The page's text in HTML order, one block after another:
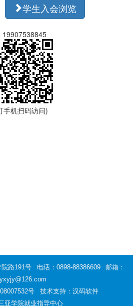
学生入会浏览
19907538845
手机扫码访问)
路191号 电话：0898-88386609
邮箱：
号
技术支持：汉码软件
亚学院就业指导中心